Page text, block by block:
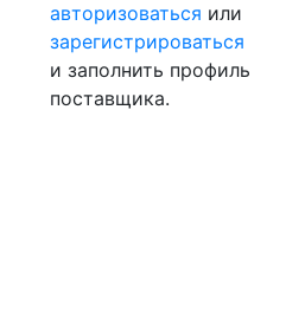
авторизоваться или
зарегистрироваться
и заполнить профиль
поставщика.